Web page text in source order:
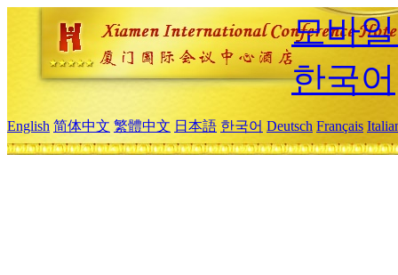
모바
한국어
English 简体中文 繁體中文 日本語 한국어 Deutsch Français